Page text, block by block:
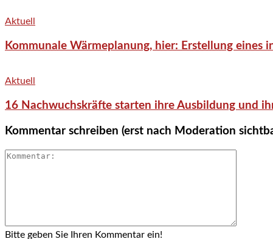
Aktuell
Kommunale Wärmeplanung, hier: Erstellung eines
Aktuell
16 Nachwuchskräfte starten ihre Ausbildung und
Kommentar schreiben (erst nach Moderation
Bitte geben Sie Ihren Kommentar ein!